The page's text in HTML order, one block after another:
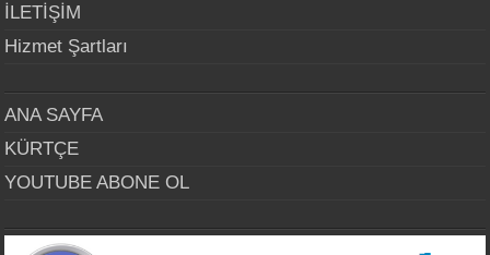
İLETİŞİM
Hizmet Şartları
ANA SAYFA
KÜRTÇE
YOUTUBE ABONE OL